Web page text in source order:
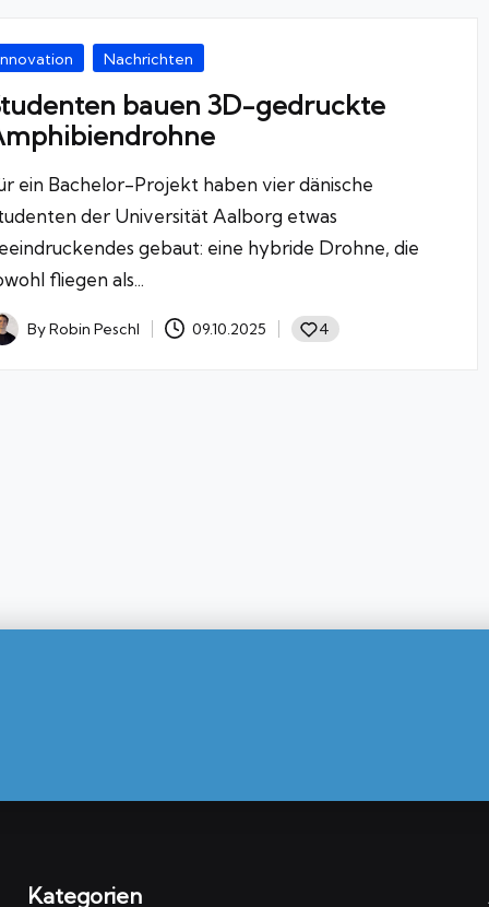
Nachrichten
bauen 3D-gedruckte
ein Bachelor-Projekt haben vier dänische
der Universität Aalborg etwas
gebaut: eine hybride Drohne, die
fliegen als...
ByRobin Peschl 09.10.2025 4
Kategorien